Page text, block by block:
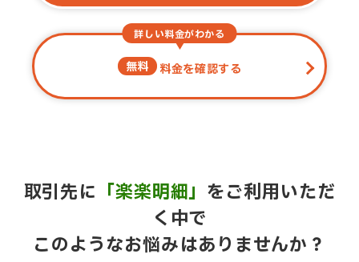
詳しい料金がわかる
無料 料金を確認する
取引先に 「楽楽明細」 をご利用いただ
く中で
このようなお悩みはありませんか？